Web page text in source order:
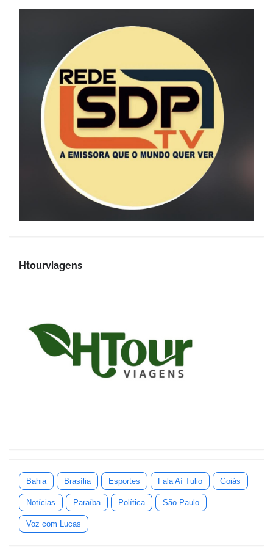
Htourviagens
Bahia Brasília Esportes Fala Aí Tulio Goiás
Notícias Paraíba Política São Paulo
Voz com Lucas